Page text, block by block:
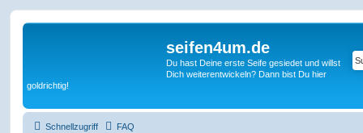
seifen4um.de
Du hast Deine erste Seife gesiedet und willst
Dich weiterentwickeln? Dann bist Du hier
goldrichtig!
Schnellzugriff FAQ